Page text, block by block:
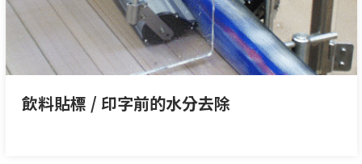
飲料貼標 / 印字前的水分去除